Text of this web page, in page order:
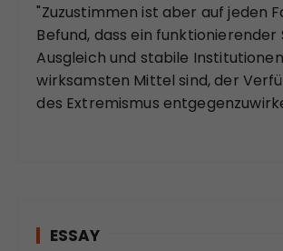
"Zuzustimmen ist aber auf jeden
Befund, dass ein funktionierender
Ausgleich und stabile
wirksamsten Mittel sind, der
des Extremismus
ESSAY